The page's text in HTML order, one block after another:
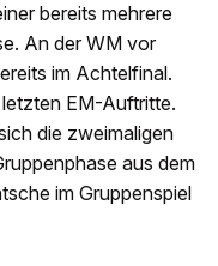
bereits mehrere
An der WM vor
im Achtelfinal.
EM-Auftritte.
die zweimaligen
aus dem
im Gruppenspiel